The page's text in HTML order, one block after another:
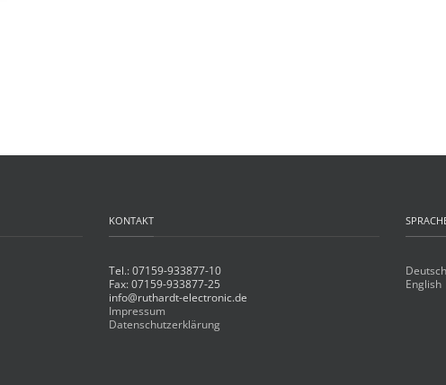
KONTAKT
Tel.: 07159-933877-10
Fax: 07159-933877-25
info@ruthardt-electronic.de
Impressum
Datenschutzerklärung
Deutsch
English